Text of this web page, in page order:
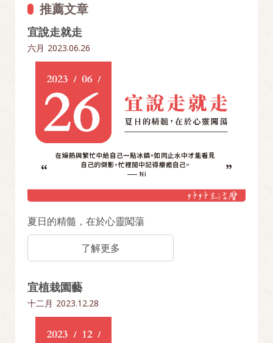
推薦文章
宜說走就走
六月 2023.06.26
夏日的精髓，在於心靈闖蕩
了解更多
宜植栽園藝
十二月 2023.12.28